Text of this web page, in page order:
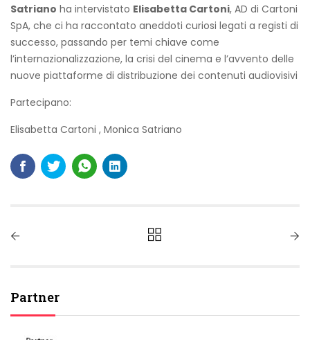
Satriano ha intervistato Elisabetta Cartoni, AD di Cartoni
SpA, che ci ha raccontato aneddoti curiosi legati a registi di
successo, passando per temi chiave come
l’internazionalizzazione, la crisi del cinema e l’avvento delle
nuove piattaforme di distribuzione dei contenuti audiovisivi
Partecipano:
Elisabetta Cartoni , Monica Satriano
Partner